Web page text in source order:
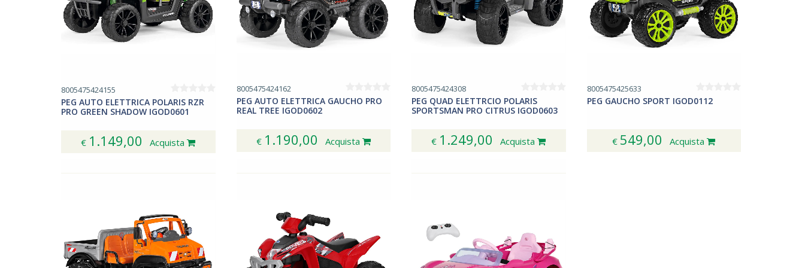
8005475424155
PEG AUTO ELETTRICA POLARIS RZR
PRO GREEN SHADOW IGOD0601
€ 1.149,00 Acquista
8005475424162
PEG AUTO ELETTRICA GAUCHO PRO
REAL TREE IGOD0602
€ 1.190,00 Acquista
8005475424308
PEG QUAD ELETTRCIO POLARIS
SPORTSMAN PRO CITRUS IGOD0603
€ 1.249,00 Acquista
8005475425633
PEG GAUCHO SPORT IGOD0112
€ 549,00 Acquista